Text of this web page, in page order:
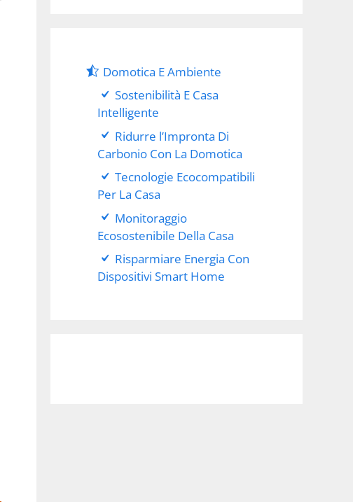
Domotica E Ambiente
Sostenibilità E Casa
Intelligente
Ridurre l’Impronta Di
Carbonio Con La Domotica
Tecnologie Ecocompatibili
Per La Casa
Monitoraggio
Ecosostenibile Della Casa
Risparmiare Energia Con
Dispositivi Smart Home